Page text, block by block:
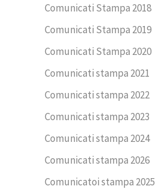
Comunicati Stampa 2018
Comunicati Stampa 2019
Comunicati Stampa 2020
Comunicati stampa 2021
Comunicati stampa 2022
Comunicati stampa 2023
Comunicati stampa 2024
Comunicati stampa 2026
Comunicatoi stampa 2025